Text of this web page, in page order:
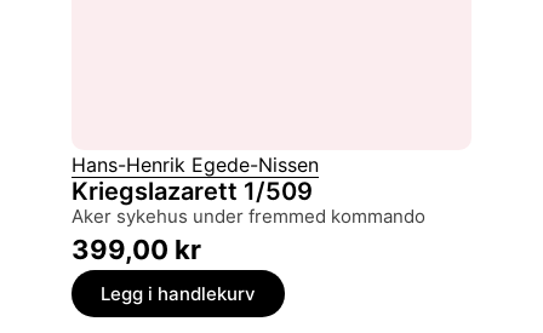
Hans-Henrik Egede-Nissen
Kriegslazarett 1/509
Aker sykehus under fremmed kommando
399,00 kr
Legg i handlekurv